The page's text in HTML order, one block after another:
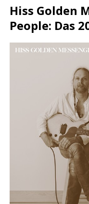
Hiss Golden
People: Das